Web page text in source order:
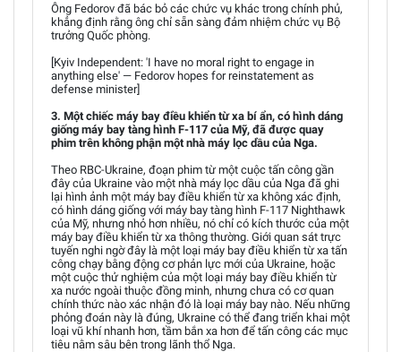
Ông Fedorov đã bác bỏ các chức vụ khác trong chính phủ,
khẳng định rằng ông chỉ sẵn sàng đảm nhiệm chức vụ Bộ
trưởng Quốc phòng.
[Kyiv Independent: 'I have no moral right to engage in
anything else' — Fedorov hopes for reinstatement as
defense minister]
3. Một chiếc máy bay điều khiển từ xa bí ẩn, có hình dáng
giống máy bay tàng hình F-117 của Mỹ, đã được quay
phim trên không phận một nhà máy lọc dầu của Nga.
Theo RBC-Ukraine, đoạn phim từ một cuộc tấn công gần
đây của Ukraine vào một nhà máy lọc dầu của Nga đã ghi
lại hình ảnh một máy bay điều khiển từ xa không xác định,
có hình dáng giống với máy bay tàng hình F-117 Nighthawk
của Mỹ, nhưng nhỏ hơn nhiều, nó chỉ có kích thước của một
máy bay điều khiển từ xa thông thường. Giới quan sát trực
tuyến nghi ngờ đây là một loại máy bay điều khiển từ xa tấn
công chạy bằng động cơ phản lực mới của Ukraine, hoặc
một cuộc thử nghiệm của một loại máy bay điều khiển từ
xa nước ngoài thuộc đồng minh, nhưng chưa có cơ quan
chính thức nào xác nhận đó là loại máy bay nào. Nếu những
phỏng đoán này là đúng, Ukraine có thể đang triển khai một
loại vũ khí nhanh hơn, tầm bắn xa hơn để tấn công các mục
tiêu nằm sâu bên trong lãnh thổ Nga.